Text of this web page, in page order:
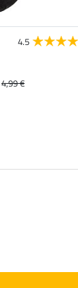
4.5
4,99 €